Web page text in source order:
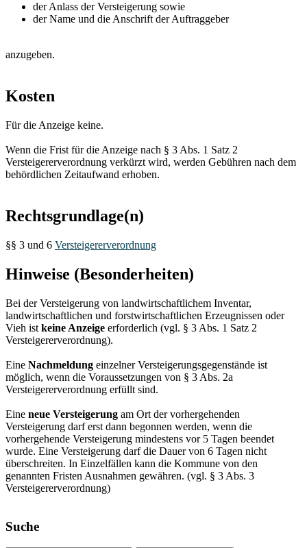
der Anlass der Versteigerung sowie
der Name und die Anschrift der Auftraggeber
anzugeben.
Kosten
Für die Anzeige keine.
Wenn die Frist für die Anzeige nach § 3 Abs. 1 Satz 2
Versteigererverordnung verkürzt wird, werden Gebühren nach dem
behördlichen Zeitaufwand erhoben.
Rechtsgrundlage(n)
§§ 3 und 6 Versteigererverordnung
Hinweise (Besonderheiten)
Bei der Versteigerung von landwirtschaftlichem Inventar,
landwirtschaftlichen und forstwirtschaftlichen Erzeugnissen oder
Vieh ist keine Anzeige erforderlich (vgl. § 3 Abs. 1 Satz 2
Versteigererverordnung).
Eine Nachmeldung einzelner Versteigerungsgegenstände ist
möglich, wenn die Voraussetzungen von § 3 Abs. 2a
Versteigererverordnung erfüllt sind.
Eine neue Versteigerung am Ort der vorhergehenden
Versteigerung darf erst dann begonnen werden, wenn die
vorhergehende Versteigerung mindestens vor 5 Tagen beendet
wurde. Eine Versteigerung darf die Dauer von 6 Tagen nicht
überschreiten. In Einzelfällen kann die Kommune von den
genannten Fristen Ausnahmen gewähren. (vgl. § 3 Abs. 3
Versteigererverordnung)
Suche